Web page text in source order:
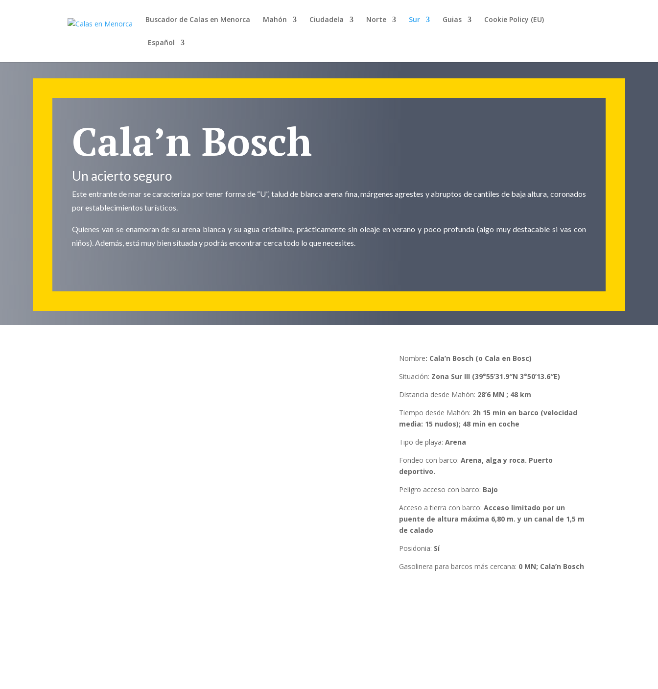
Buscador de Calas en Menorca Mahón Ciudadela Norte Sur Guias Cookie Policy (EU)
Español
Cala’n Bosch
Un acierto seguro
Este entrante de mar se caracteriza por tener forma de “U”, talud de blanca arena fina, márgenes agrestes y abruptos de cantiles de baja altura, coronados
por establecimientos turísticos.
Quienes van se enamoran de su arena blanca y su agua cristalina, prácticamente sin oleaje en verano y poco profunda (algo muy destacable si vas con
niños). Además, está muy bien situada y podrás encontrar cerca todo lo que necesites.
Nombre: Cala’n Bosch (o Cala en Bosc)
Situación: Zona Sur III (39°55’31.9″N 3°50’13.6″E)
Distancia desde Mahón: 28’6 MN ; 48 km
Tiempo desde Mahón: 2h 15 min en barco (velocidad
media: 15 nudos); 48 min en coche
Tipo de playa: Arena
Fondeo con barco: Arena, alga y roca. Puerto
deportivo.
Peligro acceso con barco: Bajo
Acceso a tierra con barco: Acceso limitado por un
puente de altura máxima 6,80 m. y un canal de 1,5 m
de calado
Posidonia: Sí
Gasolinera para barcos más cercana: 0 MN; Cala’n Bosch